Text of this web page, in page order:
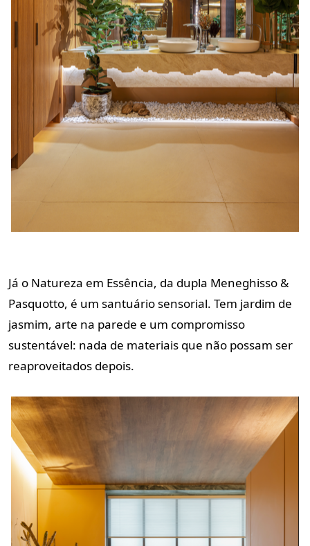
Já o Natureza em Essência, da dupla Meneghisso &
Pasquotto, é um santuário sensorial. Tem jardim de
jasmim, arte na parede e um compromisso
sustentável: nada de materiais que não possam ser
reaproveitados depois.